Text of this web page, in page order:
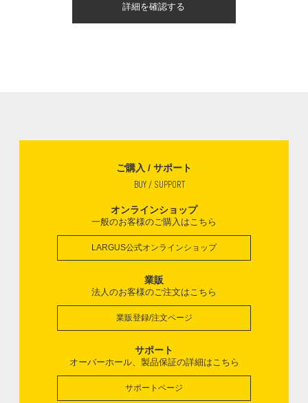
詳細を確認する
ご購入 / サポート
BUY / SUPPORT
オンラインショップ
一般のお客様のご購入はこちら
LARGUS公式オンラインショップ
業販
法人のお客様のご注文はこちら
業販登録/注文ページ
サポート
オーバーホール、製品保証の詳細はこちら
サポートページ